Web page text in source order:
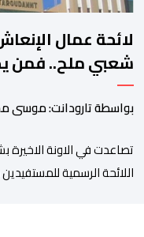
لائحة عمال
شعبي ملح.. فمن
بواسطة تارودانت: موسى
تصاعدت في الاونة
اللائحة الرسمية